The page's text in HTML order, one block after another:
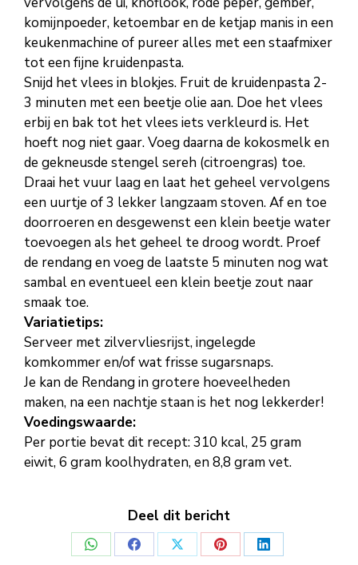
komijnpoeder, ketoembar en de ketjap manis in een
keukenmachine of pureer alles met een staafmixer
tot een fijne kruidenpasta.
Snijd het vlees in blokjes. Fruit de kruidenpasta 2-
3 minuten met een beetje olie aan. Doe het vlees
erbij en bak tot het vlees iets verkleurd is. Het
hoeft nog niet gaar. Voeg daarna de kokosmelk en
de gekneusde stengel sereh (citroengras) toe.
Draai het vuur laag en laat het geheel vervolgens
een uurtje of 3 lekker langzaam stoven. Af en toe
doorroeren en desgewenst een klein beetje water
toevoegen als het geheel te droog wordt. Proef
de rendang en voeg de laatste 5 minuten nog wat
sambal en eventueel een klein beetje zout naar
smaak toe.
Variatietips:
Serveer met zilvervliesrijst, ingelegde
komkommer en/of wat frisse sugarsnaps.
Je kan de Rendang in grotere hoeveelheden
maken, na een nachtje staan is het nog lekkerder!
Voedingswaarde:
Per portie bevat dit recept: 310 kcal, 25 gram
eiwit, 6 gram koolhydraten, en 8,8 gram vet.
Deel dit bericht
Deel Deel Deel Deel Deel